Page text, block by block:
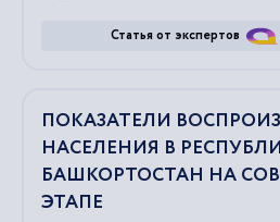
Статья от экспертов
ПОКАЗАТЕЛИ
НАСЕЛЕНИЯ В
БАШКОРТОСТАН НА
ЭТАПЕ